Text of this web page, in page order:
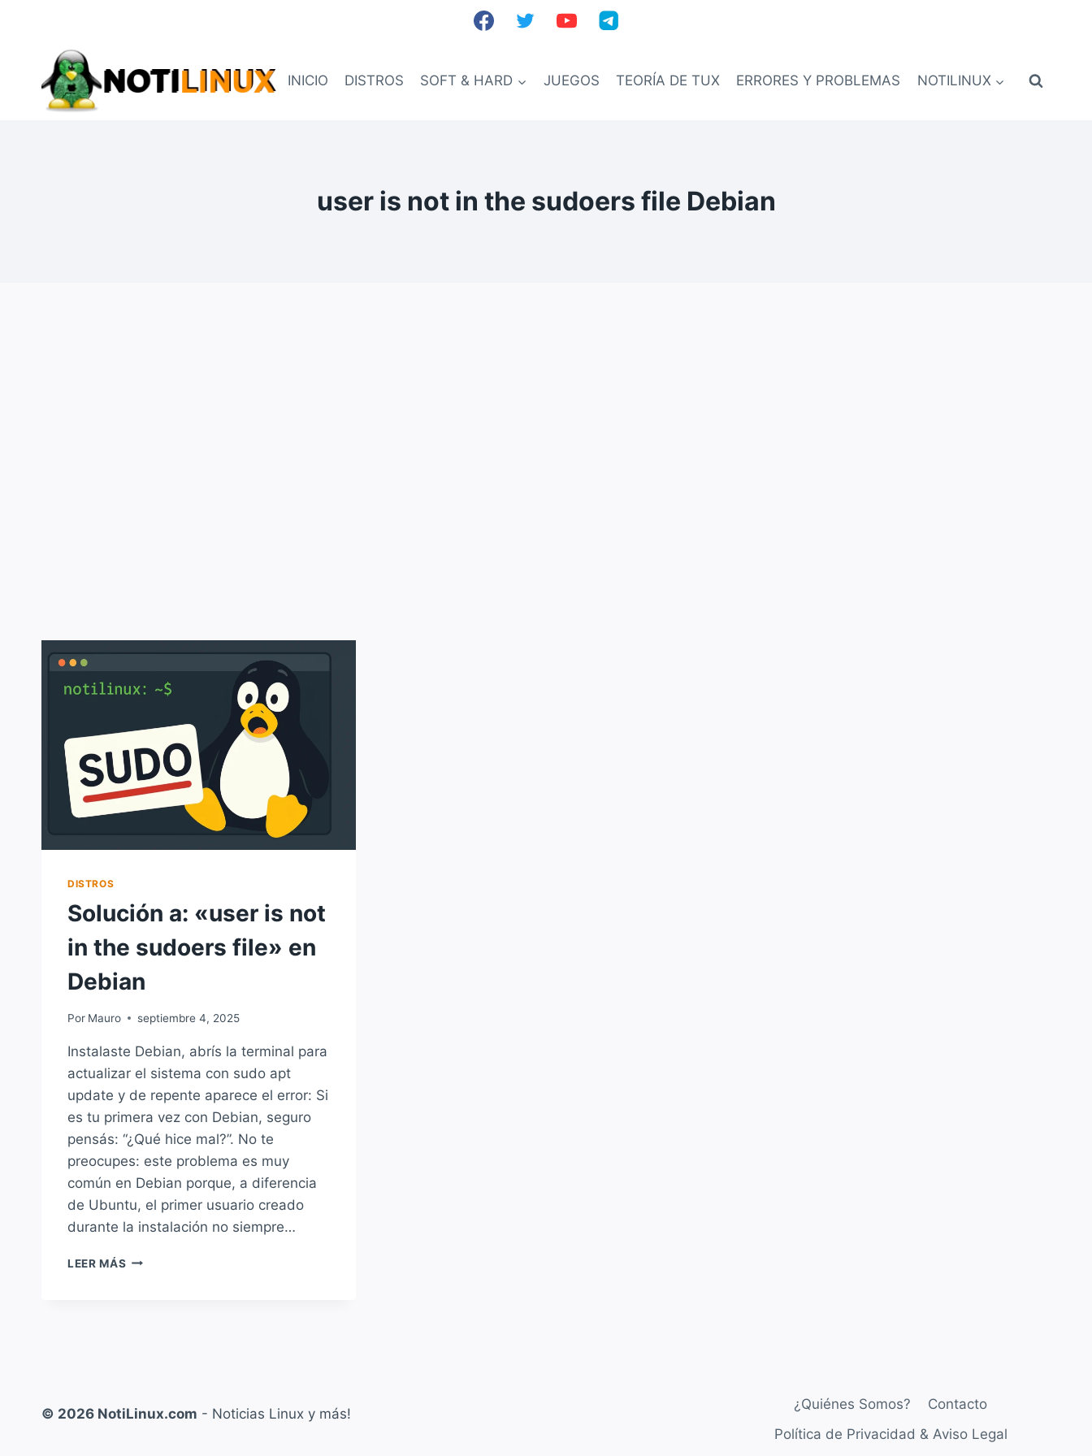
contenido
INICIO
DISTROS SOFT & HARD JUEGOS TEORÍA DE TUX ERRORES Y PROBLEMAS NOTILINUX
user is not in the sudoers file Debian
DISTROS
Solución a: «user is not
in the sudoers file» en
Debian
Por Mauro septiembre 4, 2025
Instalaste Debian, abrís la terminal para
actualizar el sistema con sudo apt
update y de repente aparece el error: Si
es tu primera vez con Debian, seguro
pensás: “¿Qué hice mal?”. No te
preocupes: este problema es muy
común en Debian porque, a diferencia
de Ubuntu, el primer usuario creado
durante la instalación no siempre…
LEER MÁS SOLUCIÓN
EN
© 2026 NotiLinux.com - Noticias Linux y más!
¿Quiénes Somos?
Contacto
Política de Privacidad & Aviso Legal